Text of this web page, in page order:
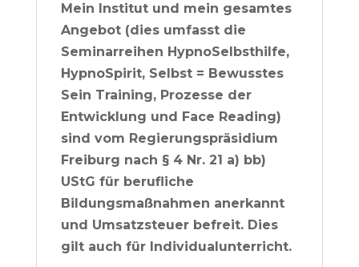
Mein Institut und mein gesamtes
Angebot (dies umfasst die
Seminarreihen HypnoSelbsthilfe,
HypnoSpirit, Selbst = Bewusstes
Sein Training, Prozesse der
Entwicklung und Face Reading)
sind vom Regierungspräsidium
Freiburg nach § 4 Nr. 21 a) bb)
UStG für berufliche
Bildungsmaßnahmen anerkannt
und Umsatzsteuer befreit. Dies
gilt auch für Individualunterricht.